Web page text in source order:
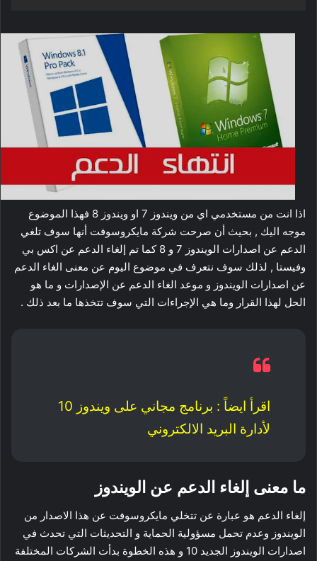
اذا انت من مستخدمي اي من ويندوز 7 او ويندوز 8 فهذا الموضوع
موجه اليك , بحيث أن صرحت شركة مايكروسوفت أنها سوف تلغي
الدعم عن اصدارات الويندوز 7 و 8 كما تم إلغاء الدعم عن اكس بي
وفيستا , لذلك سوف نتعرف في موضوع اليوم عن معنى الغاء الدعم
عن اصدارات الويندوز و موعد الغاء الدعم عن الإصدارات و ما هو
الحل لهذا القرار وما هي الإجراءات التي سوف تتخذها ما بعد ذلك .
اقرأ ايضاً :
برنامج مجاني على ويندوز 10
لأدارة البريد الالكتروني
ما معنى إلغاء الدعم عن الويندوز
إلغاء الدعم هو عبارة عن تتخلي مايكروسوفت عن هذا الاصدار من
الويندوز وعدم تحمل مسؤولية الحماية و التحديثات التي تحدث في
اصدارات الويندوز الجديد 10 و هذه الخطوة بدأت الشركات المختلفة